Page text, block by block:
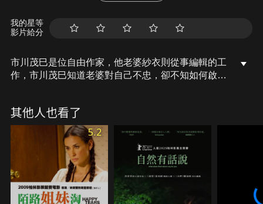
我的星等
影片給分
市川茂巳是位自由作家，他老婆紗衣則從事編輯的工
作，市川茂巳知道老婆對自己不忠，卻不知如何啟口
典禮上問那名女高中生，小說是否是根據真人真事改
編？若是如此，他想跟小說中的主角碰面…
其他人也看了
5.2